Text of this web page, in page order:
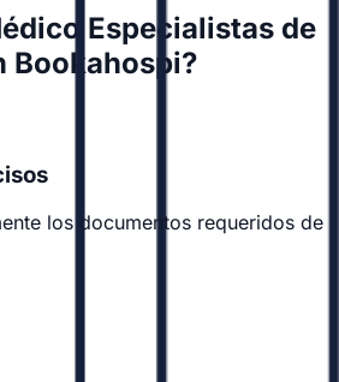
Especialistas de
Bookahospi?
los documentos requeridos de